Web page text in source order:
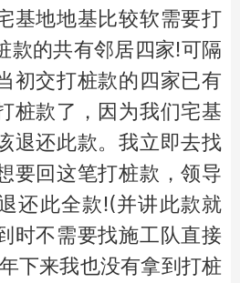
基地地基比较软需要打
款的共有邻居四家!可隔
初交打桩款的四家已有
桩款了，因为我们宅基
退还此款。我立即去找
要回这笔打桩款，领导
还此全款!(并讲此款就
时不需要找施工队直接
下来我也没有拿到打桩